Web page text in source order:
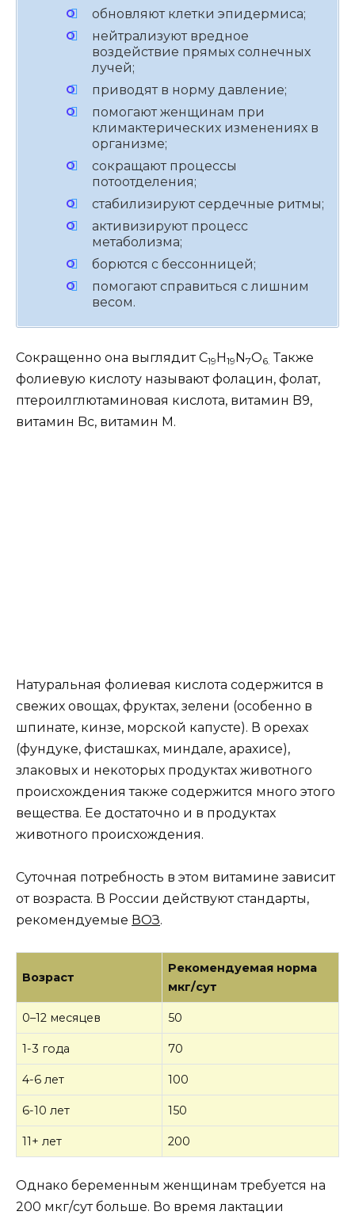
обновляют клетки эпидермиса;
нейтрализуют вредное
воздействие прямых солнечных
лучей;
приводят в норму давление;
помогают женщинам при
климактерических изменениях в
организме;
сокращают процессы
потоотделения;
стабилизируют сердечные ритмы;
активизируют процесс
метаболизма;
борются с бессонницей;
помогают справиться с лишним
весом.
Сокращенно она выглядит C19H19N7O6. Также
фолиевую кислоту называют фолацин, фолат,
птероилглютаминовая кислота, витамин B9,
витамин Bc, витамин M.
Натуральная фолиевая кислота содержится в
свежих овощах, фруктах, зелени (особенно в
шпинате, кинзе, морской капусте). В орехах
(фундуке, фисташках, миндале, арахисе),
злаковых и некоторых продуктах животного
происхождения также содержится много этого
вещества. Ее достаточно и в продуктах
животного происхождения.
Суточная потребность в этом витамине зависит
от возраста. В России действуют стандарты,
рекомендуемые ВОЗ.
Возраст
Рекомендуемая норма
мкг/сут
0–12 месяцев 50
1-3 года 70
4-6 лет 100
6-10 лет 150
11+ лет 200
Однако беременным женщинам требуется на
200 мкг/сут больше. Во время лактации